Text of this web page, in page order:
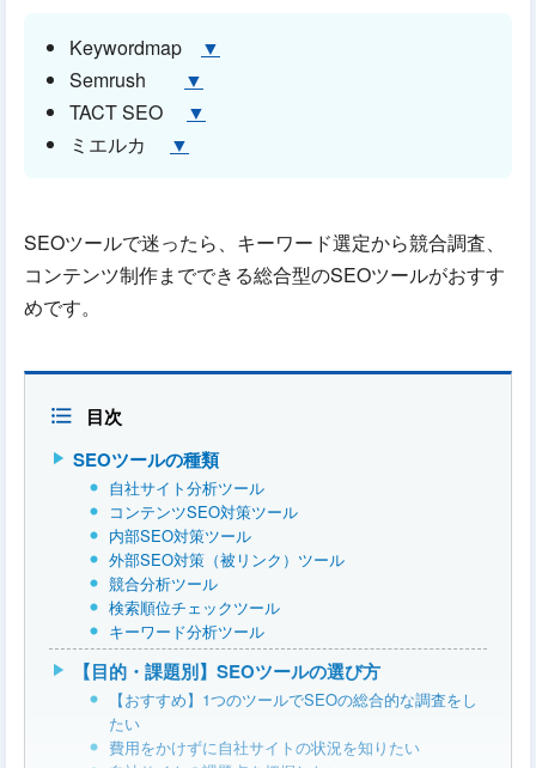
Keywordmap
▼
Semrush
▼
TACT SEO
▼
ミエルカ
▼
SEOツールで迷ったら、キーワード選定から競合調査、
コンテンツ制作までできる総合型のSEOツールがおすす
めです。
目次
SEOツールの種類
自社サイト分析ツール
コンテンツSEO対策ツール
内部SEO対策ツール
外部SEO対策（被リンク）ツール
競合分析ツール
検索順位チェックツール
キーワード分析ツール
【目的・課題別】SEOツールの選び方
【おすすめ】1つのツールでSEOの総合的な調査をし
たい
費用をかけずに自社サイトの状況を知りたい